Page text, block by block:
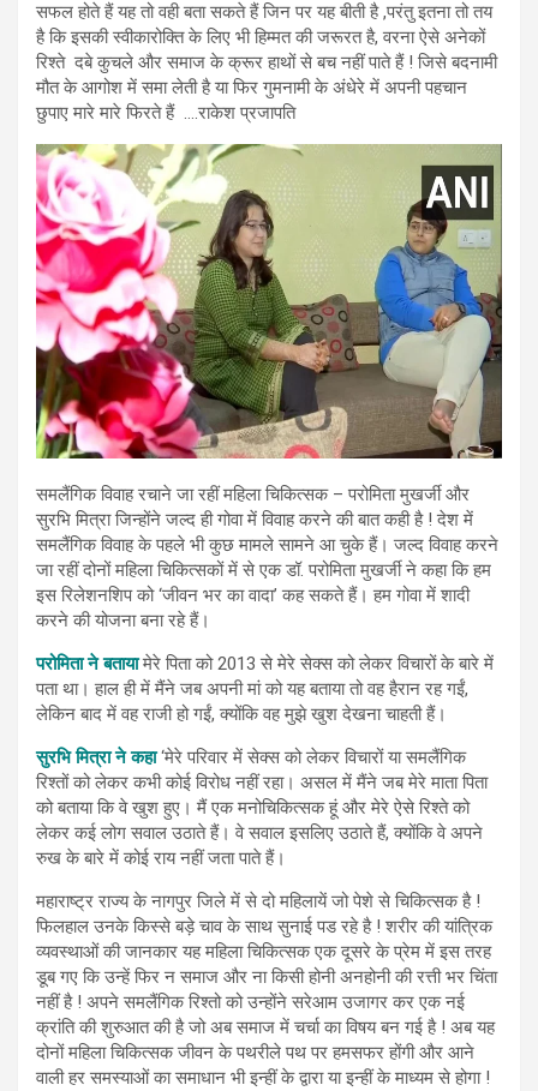
सफल होते हैं यह तो वही बता सकते हैं जिन पर यह बीती है ,परंतु इतना तो तय
है कि इसकी स्वीकारोक्ति के लिए भी हिम्मत की जरूरत है, वरना ऐसे अनेकों
रिश्ते दबे कुचले और समाज के क्रूर हाथों से बच नहीं पाते हैं ! जिसे बदनामी
मौत के आगोश में समा लेती है या फिर गुमनामी के अंधेरे में अपनी पहचान
छुपाए मारे मारे फिरते हैं ….राकेश प्रजापति
समलैंगिक विवाह रचाने जा रहीं महिला चिकित्सक – परोमिता मुखर्जी और
सुरभि मित्रा जिन्होंने जल्द ही गोवा में विवाह करने की बात कही है ! देश में
समलैंगिक विवाह के पहले भी कुछ मामले सामने आ चुके हैं। जल्द विवाह करने
जा रहीं दोनों महिला चिकित्सकों में से एक डॉ. परोमिता मुखर्जी ने कहा कि हम
इस रिलेशनशिप को ‘जीवन भर का वादा’ कह सकते हैं। हम गोवा में शादी
करने की योजना बना रहे हैं।
परोमिता ने बतायामेरे पिता को 2013 से मेरे सेक्स को लेकर विचारों के बारे में
पता था। हाल ही में मैंने जब अपनी मां को यह बताया तो वह हैरान रह गईं,
लेकिन बाद में वह राजी हो गईं, क्योंकि वह मुझे खुश देखना चाहती हैं।
सुरभि मित्रा ने कहा‘मेरे परिवार में सेक्स को लेकर विचारों या समलैंगिक
रिश्तों को लेकर कभी कोई विरोध नहीं रहा। असल में मैंने जब मेरे माता पिता
को बताया कि वे खुश हुए। मैं एक मनोचिकित्सक हूं और मेरे ऐसे रिश्ते को
लेकर कई लोग सवाल उठाते हैं। वे सवाल इसलिए उठाते हैं, क्योंकि वे अपने
रुख के बारे में कोई राय नहीं जता पाते हैं।
महाराष्ट्र राज्य के नागपुर जिले में से दो महिलायें जो पेशे से चिकित्सक है !
फिलहाल उनके किस्से बड़े चाव के साथ सुनाई पड रहे है ! शरीर की यांत्रिक
व्यवस्थाओं की जानकार यह महिला चिकित्सक एक दूसरे के प्रेम में इस तरह
डूब गए कि उन्हें फिर न समाज और ना किसी होनी अनहोनी की रत्ती भर चिंता
नहीं है ! अपने समलैंगिक रिश्तो को उन्होंने सरेआम उजागर कर एक नई
क्रांति की शुरुआत की है जो अब समाज में चर्चा का विषय बन गई है ! अब यह
दोनों महिला चिकित्सक जीवन के पथरीले पथ पर हमसफर होंगी और आने
वाली हर समस्याओं का समाधान भी इन्हीं के द्वारा या इन्हीं के माध्यम से होगा !